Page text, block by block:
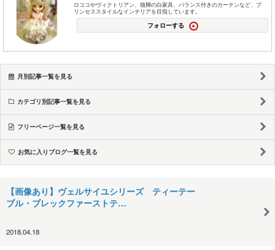
ロココやヴィクトリアン、猫脚の白家具、バランス付きのカーテンなど、プ
リンセススタイルなインテリアを目指しています。
フォローする
月別記事一覧を見る
カテゴリ別記事一覧を見る
フリーページ一覧を見る
お気に入りブログ一覧を見る
【画像あり】ヴェルサイユシリーズ ティーテー
ブル・ブレックファーストテ…
2018.04.18